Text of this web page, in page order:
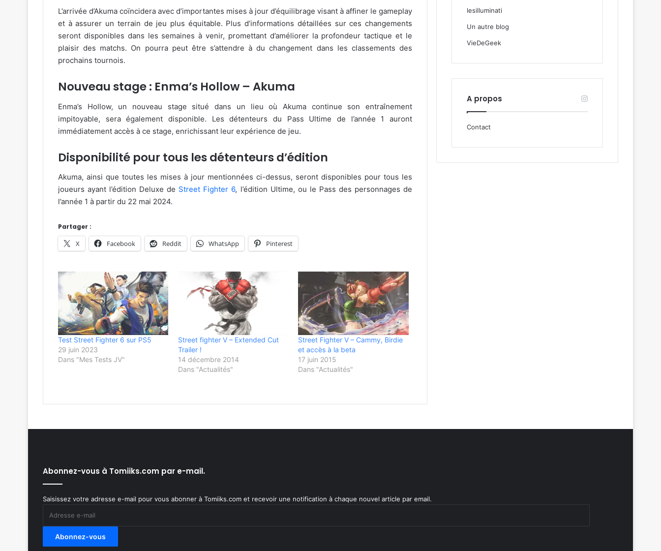
L’arrivée d’Akuma coïncidera avec d’importantes mises à jour d’équilibrage visant à affiner le gameplay
et à assurer un terrain de jeu plus équitable. Plus d’informations détaillées sur ces changements
seront disponibles dans les semaines à venir, promettant d’améliorer la profondeur tactique et le
plaisir des matchs. On pourra peut être s’attendre à du changement dans les classements des
prochains tournois.
Nouveau stage : Enma’s Hollow – Akuma
Enma’s Hollow, un nouveau stage situé dans un lieu où Akuma continue son entraînement
impitoyable, sera également disponible. Les détenteurs du Pass Ultime de l’année 1 auront
immédiatement accès à ce stage, enrichissant leur expérience de jeu.
Disponibilité pour tous les détenteurs d’édition
Akuma, ainsi que toutes les mises à jour mentionnées ci-dessus, seront disponibles pour tous les
joueurs ayant l’édition Deluxe de Street Fighter 6, l’édition Ultime, ou le Pass des personnages de
l’année 1 à partir du 22 mai 2024.
Partager :
X Facebook Reddit WhatsApp Pinterest
Test Street Fighter 6 sur PS5
29 juin 2023
Dans "Mes Tests JV"
Street fighter V – Extended Cut
Trailer !
14 décembre 2014
Dans "Actualités"
Street Fighter V – Cammy, Birdie
et accès à la beta
17 juin 2015
Dans "Actualités"
lesilluminati
Un autre blog
VieDeGeek
A propos
Contact
Abonnez-vous à Tomiiks.com par e-mail.
Saisissez votre adresse e-mail pour vous abonner à Tomiiks.com et recevoir une notification à chaque nouvel article par email.
Abonnez-vous